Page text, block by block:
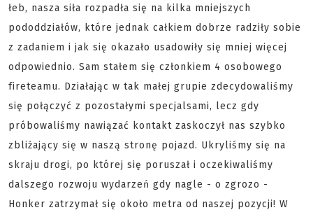
łeb, nasza siła rozpadła się na kilka mniejszych
pododdziałów, które jednak całkiem dobrze radziły sobie
z zadaniem i jak się okazało usadowiły się mniej więcej
odpowiednio. Sam stałem się członkiem 4 osobowego
fireteamu. Działając w tak małej grupie zdecydowaliśmy
się połączyć z pozostałymi specjalsami, lecz gdy
próbowaliśmy nawiązać kontakt zaskoczył nas szybko
zbliżający się w naszą stronę pojazd. Ukryliśmy się na
skraju drogi, po której się poruszał i oczekiwaliśmy
dalszego rozwoju wydarzeń gdy nagle - o zgrozo -
Honker zatrzymał się około metra od naszej pozycji! W